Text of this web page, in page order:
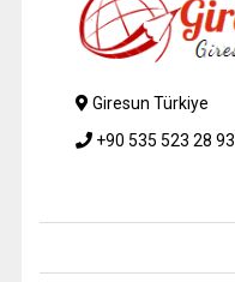
Giresun Türkiye
+90 535 523 28 93